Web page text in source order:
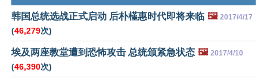
韩国总统选战正式启动 后朴槿惠时代即将来临 🖼️ 2017/4/17
(46,279次)
埃及两座教堂遭到恐怖攻击 总统颁紧急状态 🖼️ 2017/4/10
(46,390次)